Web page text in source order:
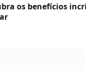
os benefícios